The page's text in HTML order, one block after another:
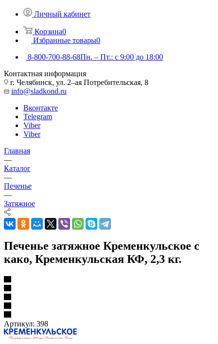
Личный кабинет
Корзина0
Избранные товары0
8-800-700-88-68Пн. – Пт.: с 9:00 до 18:00
Контактная информация
г. Челябинск, ул. 2–ая Потребительская, 8
info@sladkond.ru
Вконтакте
Telegram
Viber
Viber
Главная
—
Каталог
—
Печенье
—
Затяжное
Печенье затяжное Кременкульское с
како, Кременкульская КФ, 2,3 кг.
Артикул: 398